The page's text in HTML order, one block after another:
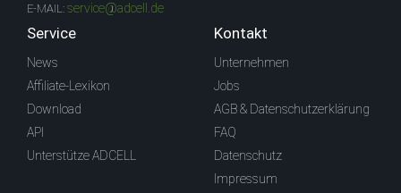
E-MAIL: service@adcell.de
Service
News
Affiliate-Lexikon
Download
API
Unterstütze ADCELL
Kontakt
Unternehmen
Jobs
AGB & Datenschutzerklärung
FAQ
Datenschutz
Impressum